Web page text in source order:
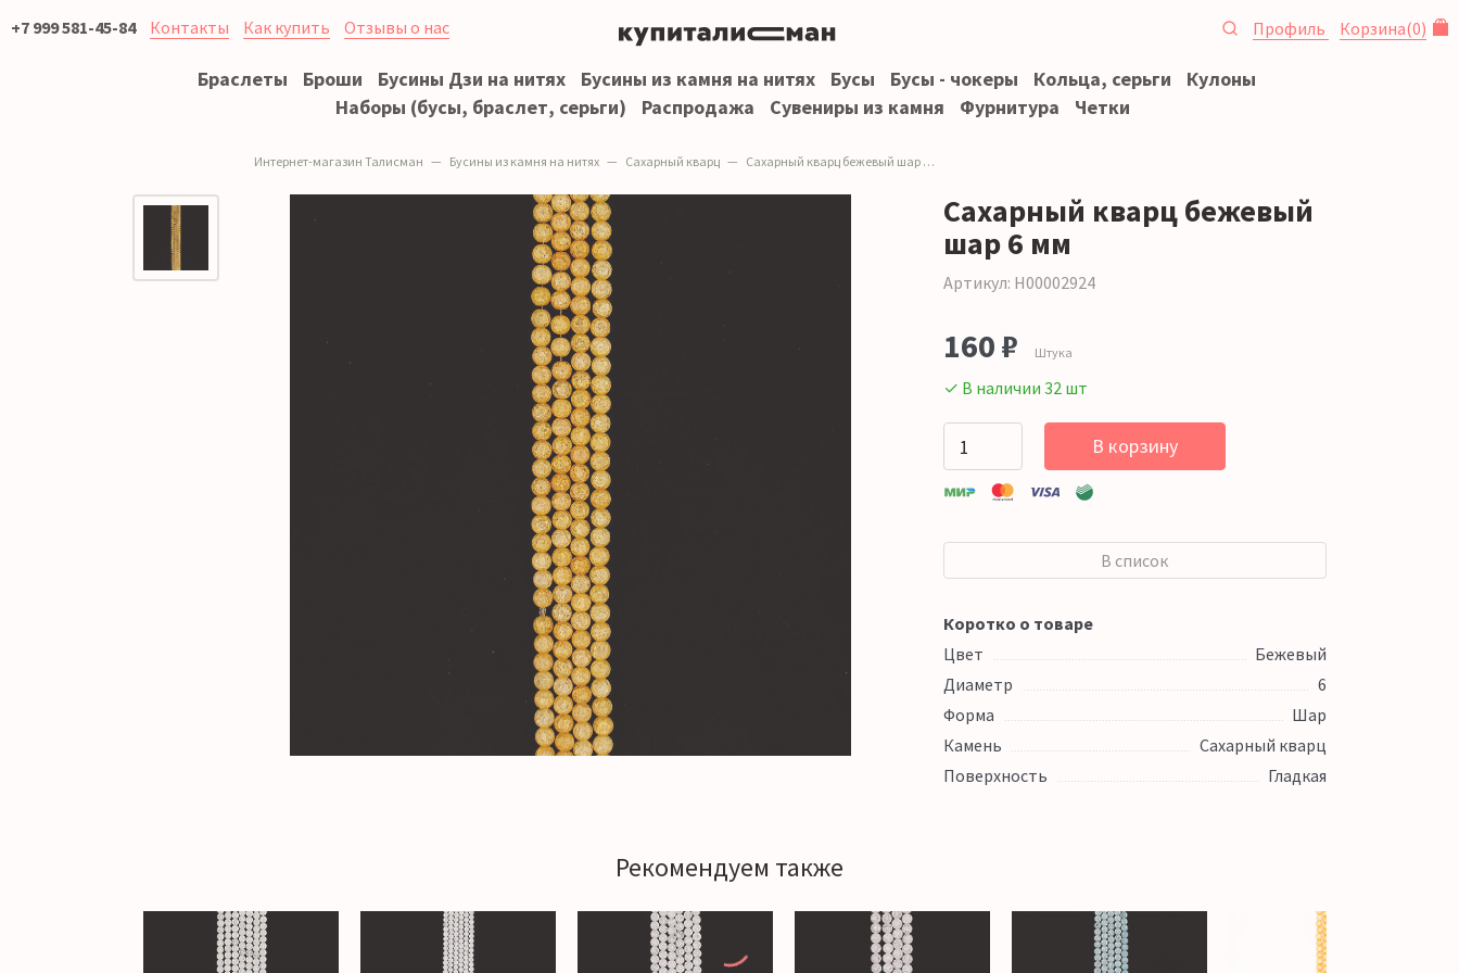
+7 999 581-45-84 Контакты Как купить Отзывы о нас Профиль Корзина(0)
Браслеты Броши Бусины Дзи на нитях Бусины из камня на нитях Бусы Бусы - чокеры Кольца, серьги
Кулоны
Наборы (бусы, браслет, серьги)
Распродажа Сувениры из камня Фурнитура Четки
Интернет-магазин Талисман Бусины из камня на нитях Сахарный кварц Сахарный кварц бежевый шар 6 мм
Сахарный кварц бежевый
шар 6 мм
Артикул: Н00002924
160 ₽ Штука
✓ В наличии 32 шт
В корзину
В список
Коротко о товаре
Цвет
Бежевый
Диаметр
6
Форма
Шар
Камень
Сахарный кварц
Поверхность
Гладкая
Рекомендуем также